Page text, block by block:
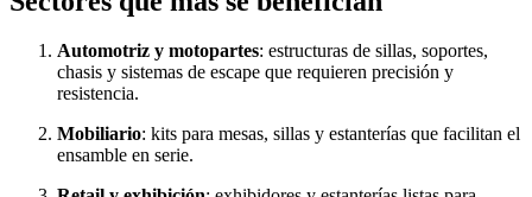
Automotriz y motopartes: estructuras de sillas, soportes,
chasis y sistemas de escape que requieren precisión y
resistencia.
Mobiliario: kits para mesas, sillas y estanterías que facilitan el
ensamble en serie.